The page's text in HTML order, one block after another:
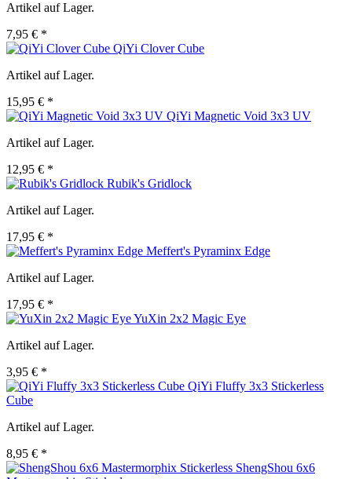
Artikel auf Lager.
7,95 € *
QiYi Clover Cube
Artikel auf Lager.
15,95 € *
QiYi Magnetic Void 3x3 UV
Artikel auf Lager.
12,95 € *
Rubik's Gridlock
Artikel auf Lager.
17,95 € *
Meffert's Pyraminx Edge
Artikel auf Lager.
17,95 € *
YuXin 2x2 Magic Eye
Artikel auf Lager.
3,95 € *
QiYi Fluffy 3x3 Stickerless
Cube
Artikel auf Lager.
8,95 € *
ShengShou 6x6